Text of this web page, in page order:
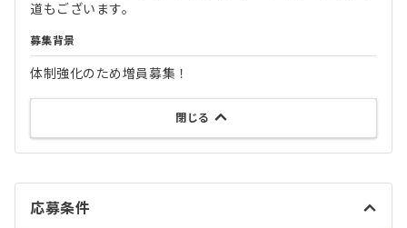
道もございます。
募集背景
体制強化のため増員募集！
閉じる
応募条件